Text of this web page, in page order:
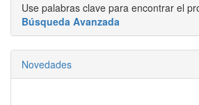
Use palabras clave para encontrar el
Búsqueda Avanzada
Novedades